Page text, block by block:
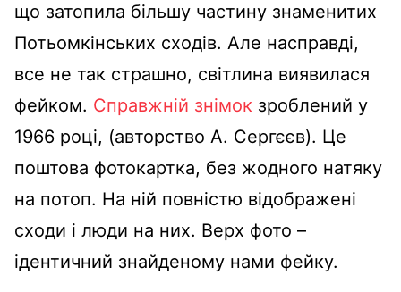
що затопила більшу частину знаменитих
Потьомкінських сходів. Але насправді,
все не так страшно, світлина виявилася
фейком. Справжній знімок зроблений у
1966 році, (авторство А. Сергєєв). Це
поштова фотокартка, без жодного натяку
на потоп. На ній повністю відображені
сходи і люди на них. Верх фото –
ідентичний знайденому нами фейку.